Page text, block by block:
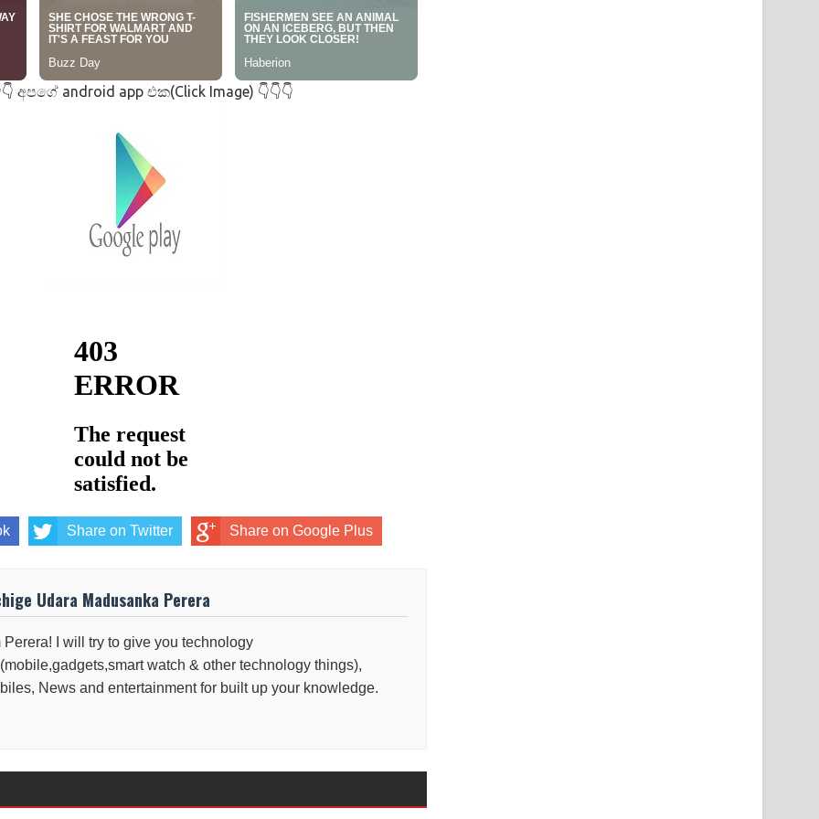
අපගේ android app එක(Click Image) 👇👇👇
Share on Twitter Share on Google Plus
Udara Madusanka Perera
Perera! I will try to give you technology
watch & other technology things),
News and entertainment for built up your knowledge.